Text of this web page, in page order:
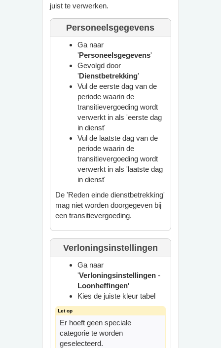
juist te verwerken.
Personeelsgegevens
Ga naar
'Personeelsgegevens'
Gevolgd door
'Dienstbetrekking'
Vul de eerste dag van de
periode waarin de
transitievergoeding wordt
verwerkt in als 'eerste dag
in dienst'
Vul de laatste dag van de
periode waarin de
transitievergoeding wordt
verwerkt in als 'laatste dag
in dienst'
De 'Reden einde dienstbetrekking'
mag niet worden doorgegeven bij
een transitievergoeding.
Verloningsinstellingen
Ga naar
'Verloningsinstellingen-
Loonheffingen'
Kies de juiste kleur tabel
Er hoeft geen speciale
categorie te worden
geselecteerd.